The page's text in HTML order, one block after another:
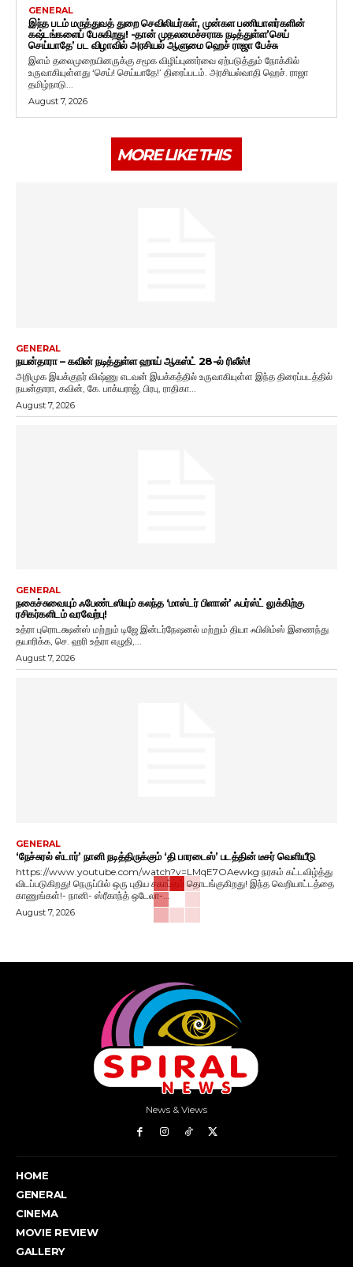
GENERAL
இந்த படம் மருத்துவத் துறை செவிலியர்கள், முன்கள பணியாளர்களின்
கஷ்டங்களைப் பேசுகிறது! -தான் முதலமைச்சராக நடித்துள்ள’செய்
செய்யாதே’ பட விழாவில் அரசியல் ஆளுமை ஹெச் ராஜா பேச்சு
இளம் தலைமுறையினருக்கு சமூக விழிப்புணர்வை ஏற்படுத்தும் நோக்கில்
உருவாகியுள்ளது ‘செய்! செய்யாதே!’ திரைப்படம். அரசியல்வாதி ஹெச். ராஜா
தமிழ்நாடு...
August 7, 2026
MORE LIKE THIS
GENERAL
நயன்தாரா – கவின் நடித்துள்ள ஹாய் ஆகஸ்ட் 28-ல் ரிலீஸ்!
அறிமுக இயக்குநர் விஷ்ணு எடவன் இயக்கத்தில் உருவாகியுள்ள இந்த திரைப்படத்தில்
நயன்தாரா, கவின், கே. பாக்யராஜ், பிரபு, ராதிகா...
August 7, 2026
GENERAL
நகைச்சுவையும் ஃபேண்டஸியும் கலந்த ‘மாஸ்டர் பிளான்’ ஃபர்ஸ்ட் லுக்கிற்கு
ரசிகர்களிடம் வரவேற்பு!
உத்ரா புரொடக்ஷன்ஸ் மற்றும் டிஜே இன்டர்நேஷனல் மற்றும் தியா ஃபிலிம்ஸ் இணைந்து
தயாரிக்க, செ. ஹரி உத்ரா எழுதி,...
August 7, 2026
GENERAL
‘நேச்சுரல் ஸ்டார்’ நானி நடித்திருக்கும் ‘தி பாரடைஸ்’ படத்தின் டீசர் வெளியீடு
https://www.youtube.com/watch?v=LMqE7OAewkg நரகம் கட்டவிழ்த்து
விடப்படுகிறது! நெருப்பில் ஒரு புதிய சகாப்தம் தொடங்குகிறது! இந்த வெறியாட்டத்தை
காணுங்கள்!- நானி- ஸ்ரீகாந்த் ஒடேலா-...
August 7, 2026
News & Views
HOME
GENERAL
CINEMA
MOVIE REVIEW
GALLERY